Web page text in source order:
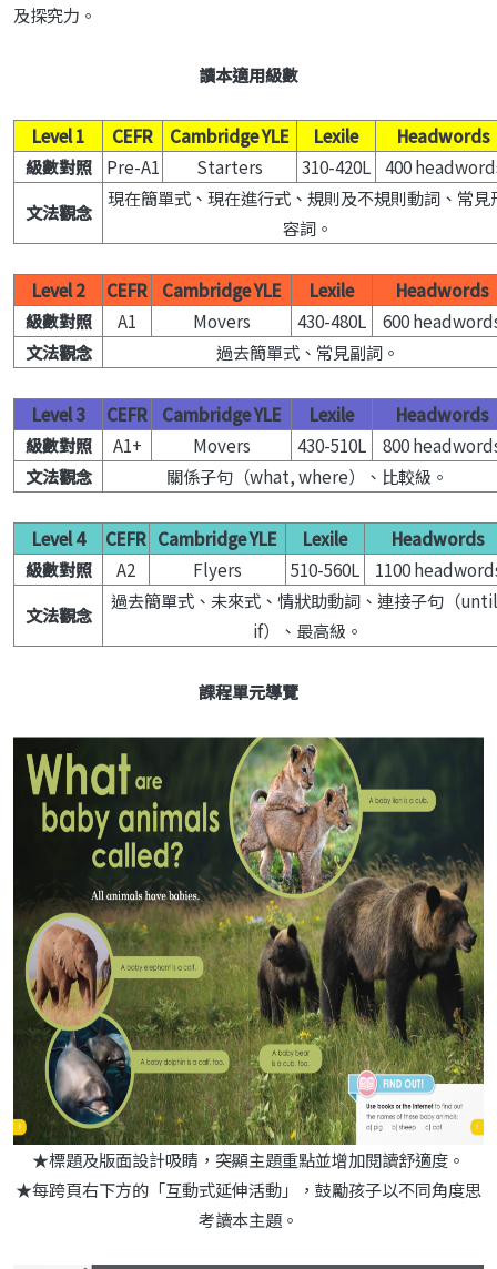
及探究力。
讀本適用級數
Level 1 CEFR Cambridge YLE Lexile
Headwords
級數對照
Pre-A1 Starters 310-420L 400
文法觀念
現在簡單式、現在進行式、規則及不規則動詞、常見
容詞。
Level 2 CEFR Cambridge YLE Lexile
Headwords
級數對照
A1 Movers 430-480L
600
文法觀念
過去簡單式、常見副詞。
Level 3 CEFR Cambridge YLE Lexile
Headwords
級數對照
A1+ Movers 430-510L
800
文法觀念
關係子句（what, where）、比較級。
Level 4 CEFR Cambridge YLE Lexile
Headwords
級數對照
A2 Flyers 510-560L
1100
文法觀念
過去簡單式、未來式、情狀助動詞、連接子句（
if）、最高級。
課程單元導覽
★標題及版面設計吸睛，突顯主題重點並增加閱讀舒適度。
★每跨頁右下方的「互動式延伸活動」，鼓勵孩子以不同角度思
考讀本主題。